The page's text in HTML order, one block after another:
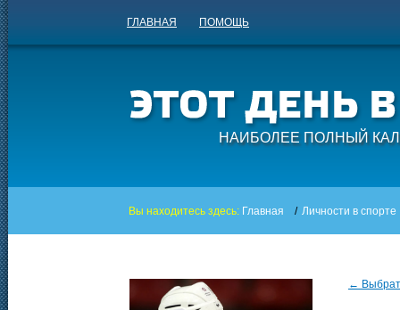
ГЛАВНАЯ ПОМОЩЬ
НАИБОЛЕЕ ПОЛНЫЙ
Вы находитесь здесь: Главная / Личности в спорте
←